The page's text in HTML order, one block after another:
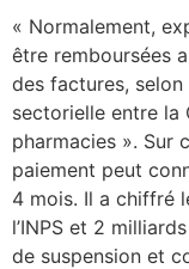
« Normalement,
être remboursées
des factures,
sectorielle entre la
pharmacies ». Sur
paiement peut
4 mois. Il a chiffré
l’INPS et 2
de suspension et